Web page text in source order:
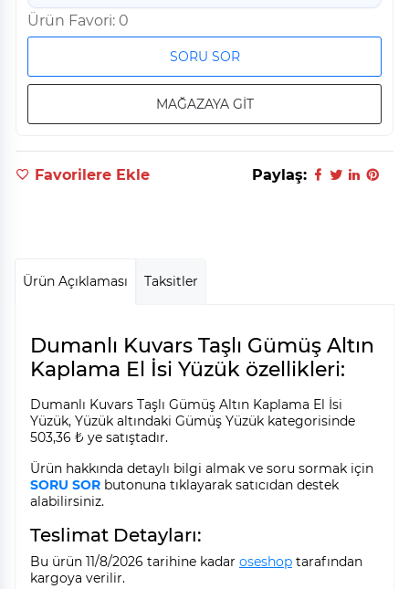
Ürün Favori: 0
SORU SOR
MAĞAZAYA GİT
Favorilere Ekle Paylaş:
Ürün Açıklaması Taksitler
Dumanlı Kuvars Taşlı Gümüş Altın
Kaplama El İsi Yüzük özellikleri:
Dumanlı Kuvars Taşlı Gümüş Altın Kaplama El İsi
Yüzük, Yüzük altındaki Gümüş Yüzük kategorisinde
503,36 ₺ ye satıştadır.
Ürün hakkında detaylı bilgi almak ve soru sormak için
SORU SOR butonuna tıklayarak satıcıdan destek
alabilirsiniz.
Teslimat Detayları:
Bu ürün 11/8/2026 tarihine kadar oseshop tarafından
kargoya verilir.